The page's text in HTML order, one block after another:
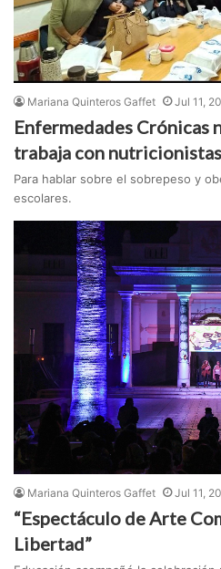
Mariana Quinteros Gaffet Jul 11,
Enfermedades Crónicas
trabaja con
Para hablar sobre el sobrepeso y
escolares.
Mariana Quinteros Gaffet Jul 11,
“Espectáculo de Arte
Libertad”